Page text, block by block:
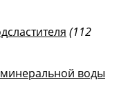
(112
воды